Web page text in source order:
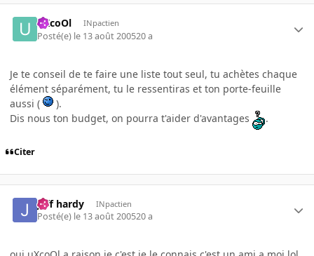
uXcoOl INpactien
Posté(e) le 13 août 200520 a
Je te conseil de te faire une liste tout seul, tu achètes chaque
élément séparément, tu le ressentiras et ton porte-feuille
aussi (
).
Dis nous ton budget, on pourra t'aider d'avantages
.
Citer
jeff hardy INpactien
Posté(e) le 13 août 200520 a